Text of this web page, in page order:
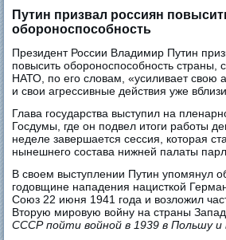
Путин призвал россиян
обороноспособность
Президент России Владимир Путин
повысить обороноспособность страны,
НАТО, по его словам, «усиливает свою
и свои агрессивные действия уже
Глава государства выступил на
Госдумы, где он подвел итоги работы
неделе завершается сессия, которая
нынешнего состава нижней палаты
В своем выступлении Путин упомянул
годовщине нападения нацисткой
Союз 22 июня 1941 года и возложил
Вторую мировую войну на страны
СССР пойти войной в 1939 в Польшу и